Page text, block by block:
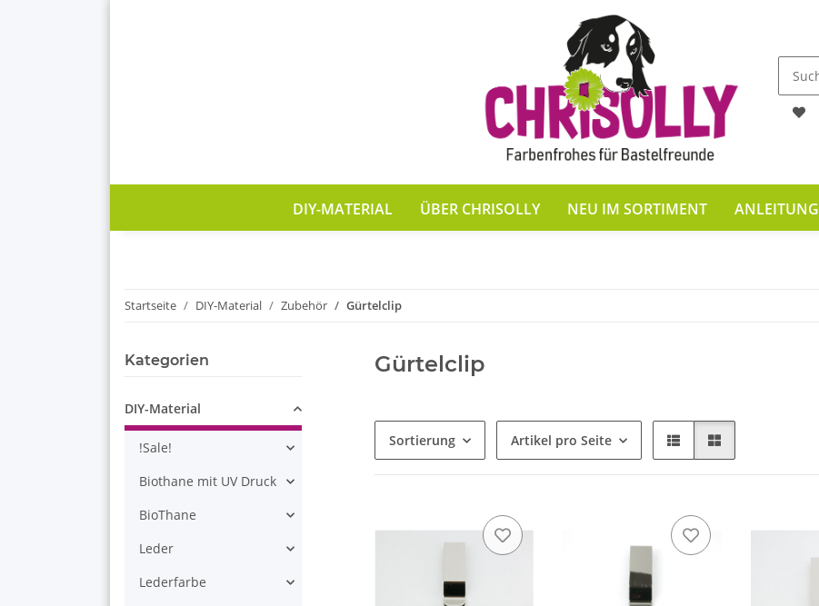
DIY-MATERIAL ÜBER CHRISOLLY NEU IM SORTIMENT ANLEITUNG
Startseite DIY-Material Zubehör Gürtelclip
Gürtelclip
Sortierung Artikel pro Seite
Kategorien
DIY-Material
!Sale!
Biothane mit UV Druck
BioThane
Leder
Lederfarbe